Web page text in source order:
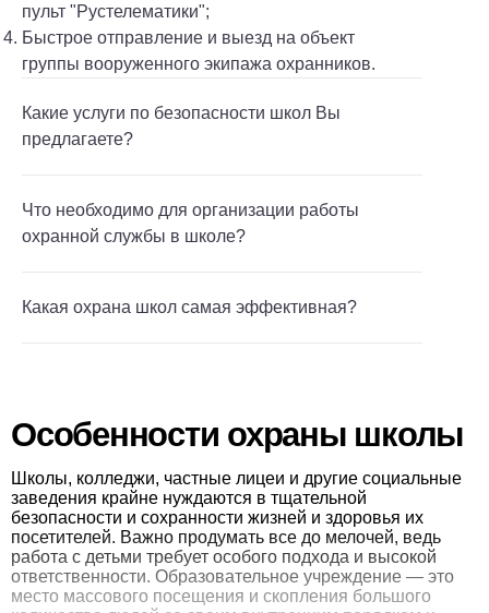
пульт "Рустелематики";
Быстрое отправление и выезд на объект
группы вооруженного экипажа охранников.
Какие услуги по безопасности школ Вы
предлагаете?
Что необходимо для организации работы
охранной службы в школе?
Какая охрана школ самая эффективная?
Особенности охраны школы
Школы, колледжи, частные лицеи и другие социальные
заведения крайне нуждаются в тщательной
безопасности и сохранности жизней и здоровья их
посетителей. Важно продумать все до мелочей, ведь
работа с детьми требует особого подхода и высокой
ответственности. Образовательное учреждение — это
место массового посещения и скопления большого